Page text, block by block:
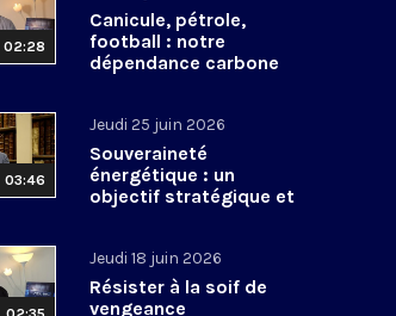
02:28
Canicule, pétrole,
football : notre
dépendance carbone
03:46
Jeudi 25 juin 2026
Souveraineté
énergétique : un
objectif stratégique et
Jeudi 18 juin 2026
Résister à la soif de
vengeance